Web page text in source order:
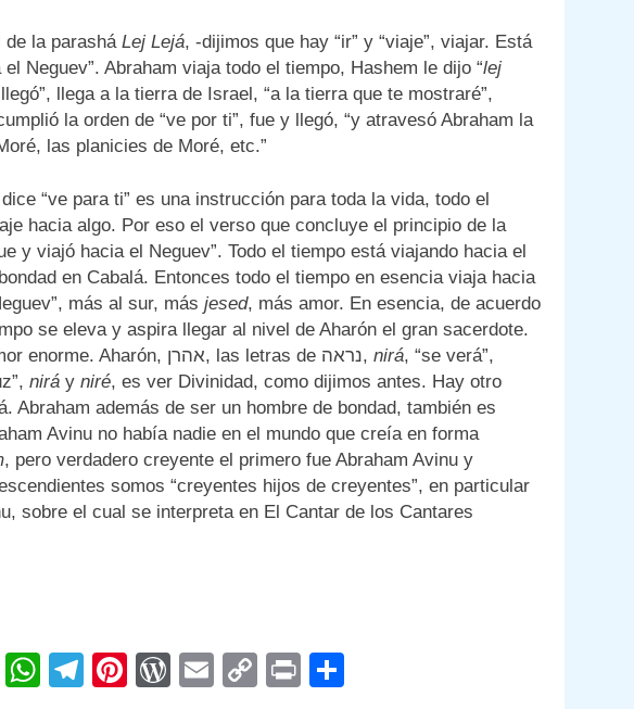
la parashá Lej Lejá, -dijimos que hay “ir” y “viaje”, viajar. Está
Neguev”. Abraham viaja todo el tiempo, Hashem le dijo “lej
llega a la tierra de Israel, “a la tierra que te mostraré”,
la orden de “ve por ti”, fue y llegó, “y atravesó Abraham la
las planicies de Moré, etc.”
“ve para ti” es una instrucción para toda la vida, todo el
hacia algo. Por eso el verso que concluye el principio de la
y viajó hacia el Neguev”. Todo el tiempo está viajando hacia el
en Cabalá. Entonces todo el tiempo en esencia viaja hacia
más al sur, más jesed, más amor. En esencia, de acuerdo
se eleva y aspira llegar al nivel de Aharón el gran sacerdote.
Él es amor del mundo y Aharón es el amor enorme. Aharón, אהרן, las letras de נראה, nirá, “se verá”,
niráy niré, es ver Divinidad, como dijimos antes. Hay otro
Abraham además de ser un hombre de bondad, también es
Avinu no había nadie en el mundo que creía en forma
, pero verdadero creyente el primero fue Abraham Avinu y
somos “creyentes hijos de creyentes”, en particular
sobre el cual se interpreta en El Cantar de los Cantares
LinkedIn
WhatsApp
Telegram
Pinterest
WordPress
EmailCopy
Print